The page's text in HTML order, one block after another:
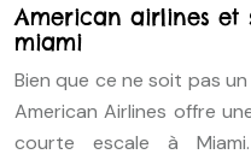
American airlines et
miami
Bien que ce ne soit pas
American Airlines offre
courte escale à